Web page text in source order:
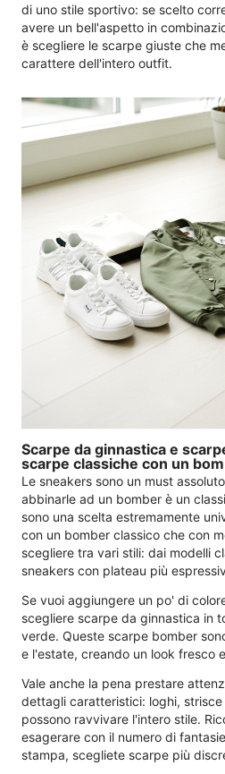
di uno stile sportivo: se scelto
avere un bell'aspetto in
è scegliere le scarpe giuste che
carattere dell'intero outfit.
Scarpe da ginnastica e
scarpe classiche con un
Le sneakers sono un must
abbinarle ad un bomber è un
sono una scelta estremamente
con un bomber classico che con
scegliere tra vari stili: dai modelli
sneakers con plateau più
Se vuoi aggiungere un po' di
scegliere scarpe da ginnastica in
verde. Queste scarpe bomber
e l'estate, creando un look fresco
Vale anche la pena prestare
dettagli caratteristici: loghi,
possono ravvivare l'intero stile.
esagerare con il numero di
stampa, scegliete scarpe più